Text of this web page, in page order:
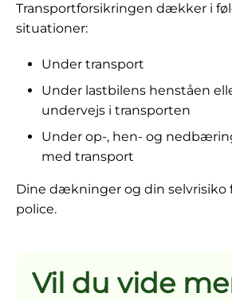
Transportforsikringen dækker i
situationer:
Under transport
Under lastbilens henståen
undervejs i transporten
Under op-, hen- og
med transport
Dine dækninger og din selvrisiko
police.
Vil du vide